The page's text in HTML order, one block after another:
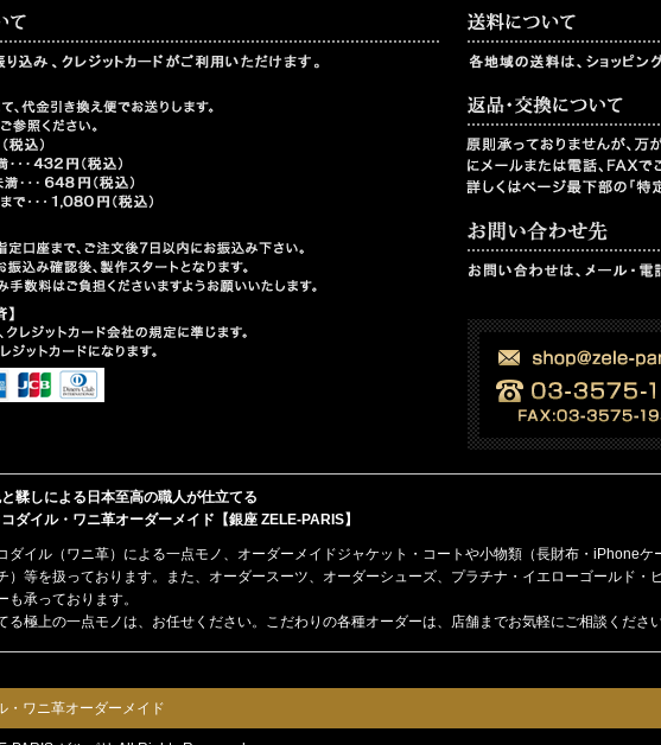
鞣しによる日本至高の職人が仕立てる
ダイル・ワニ革オーダーメイド【銀座 ZELE-PARIS】
ダイル（ワニ革） による一点モノ、 オーダーメイドジャケット・コート や小物類（長財布・iPhoneケ
等を扱っております。また、オーダースーツ、オーダーシューズ、プラチナ・イエローゴールド・
も承っております。
る極上の一点モノは、お任せください。こだわりの各種オーダーは、店舗までお気軽にご相談ください
・ワニ革オーダーメイド